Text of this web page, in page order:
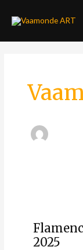
2025
Festival
Japan
entradas